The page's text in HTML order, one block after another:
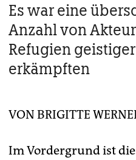
Es war eine
Anzahl von
Refugien
erkämpften
VON BRIGITTE
Im Vordergrund ist